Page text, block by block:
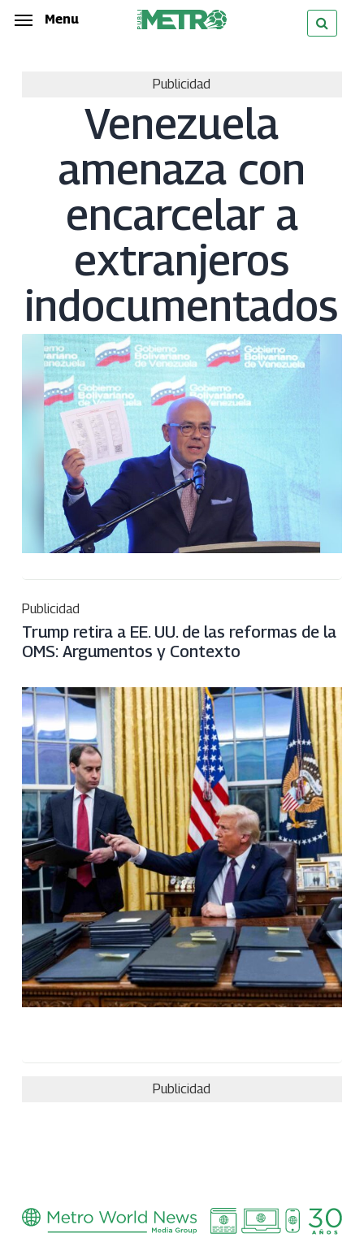
Skip
Menu
Publicidad
Venezuela
amenaza con
encarcelar a
extranjeros
indocumentados
Publicidad
Trump retira a EE. UU. de las reformas de la
OMS: Argumentos y Contexto
Publicidad
Menu